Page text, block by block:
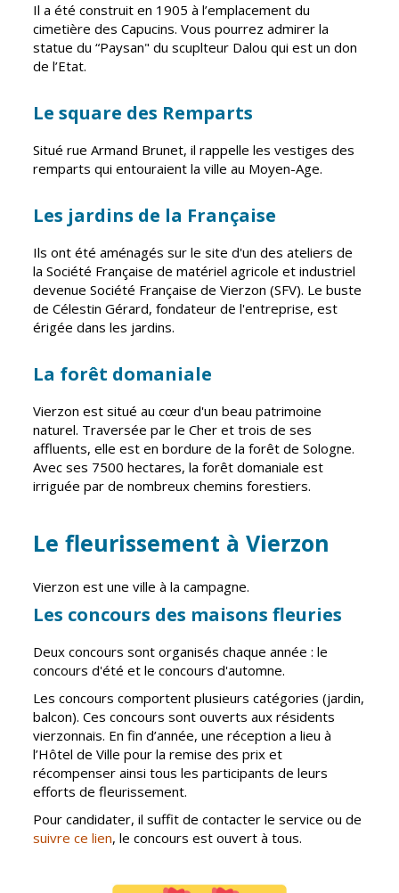
Santé et
solidarité
CCAS
Conseil
d'administration
Accueil de jour
Autonomie
seniors
Santé
santé
Contrat local
de santé
Établissements
de soins
garde
Culture et
Espace
Maurice
Théâtre Mac-
Nab / La
Décale
Estivales
Conservatoire
Médiathèque
Musée
Not'île
Découvrir
Archives du
Sports
Moreira
Équipements
sportifs
Associations
Annuaire des
associations
Démarches
des
Il a été construit en 1905 à l’emplacement du
cimetière des Capucins. Vous pourrez admirer la
statue du “Paysan" du scuplteur Dalou qui est un don
de l’Etat.
Le square des Remparts
Situé rue Armand Brunet, il rappelle les vestiges des
remparts qui entouraient la ville au Moyen-Age.
Les jardins de la Française
Ils ont été aménagés sur le site d'un des ateliers de
la Société Française de matériel agricole et industriel
devenue Société Française de Vierzon (SFV). Le buste
de Célestin Gérard, fondateur de l'entreprise, est
érigée dans les jardins.
La forêt domaniale
Vierzon est situé au cœur d'un beau patrimoine
naturel. Traversée par le Cher et trois de ses
affluents, elle est en bordure de la forêt de Sologne.
Avec ses 7500 hectares, la forêt domaniale est
irriguée par de nombreux chemins forestiers.
Le fleurissement à Vierzon
Vierzon est une ville à la campagne.
Les concours des maisons fleuries
Deux concours sont organisés chaque année : le
concours d'été et le concours d'automne.
Les concours comportent plusieurs catégories (jardin,
balcon). Ces concours sont ouverts aux résidents
vierzonnais. En fin d’année, une réception a lieu à
l’Hôtel de Ville pour la remise des prix et
récompenser ainsi tous les participants de leurs
efforts de fleurissement.
Pour candidater, il suffit de contacter le service ou de
suivre ce lien, le concours est ouvert à tous.